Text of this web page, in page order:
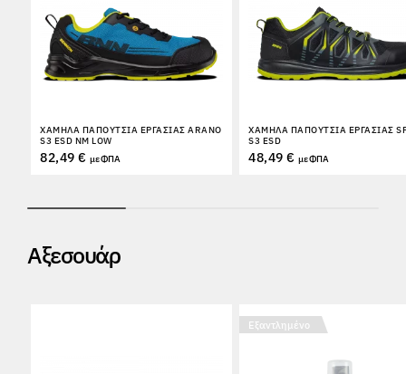
ΧΑΜΗΛΆ ΠΑΠΟΎΤΣΙΑ ΕΡΓΑΣΊΑΣ ARANO
S3 ESD NM LOW
82,49 € με ΦΠΑ
ΧΑΜΗΛΆ ΠΑΠΟΎΤΣΙΑ ΕΡΓΑΣΊΑΣ
S3 ESD
48,49 € με ΦΠΑ
Αξεσουάρ
Εξαντλημένο